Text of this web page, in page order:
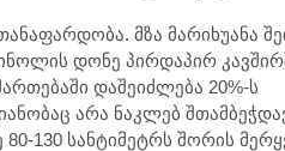
მზა მარიხუანა
დონე პირდაპირ
დაშეიძლება 20%-ს
არა ნაკლებ
130 სანტიმეტრს შორის